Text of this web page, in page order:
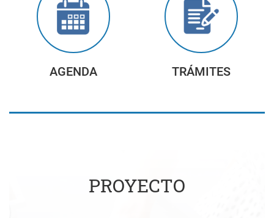
AGENDA TRÁMITES
PROYECTO